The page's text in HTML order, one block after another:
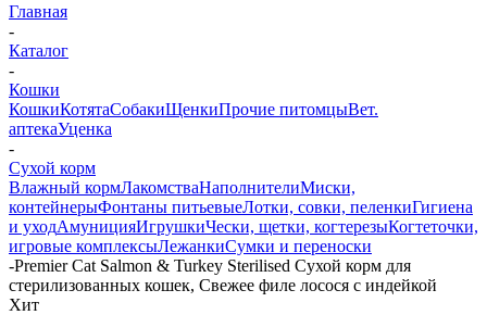
Главная
-
Каталог
-
Кошки
КошкиКотятаСобакиЩенкиПрочие питомцыВет.
аптекаУценка
-
Сухой корм
Влажный кормЛакомстваНаполнителиМиски,
контейнерыФонтаны питьевыеЛотки, совки, пеленкиГигиена
и уходАмуницияИгрушкиЧески, щетки, когтерезыКогтеточки,
игровые комплексыЛежанкиСумки и переноски
-Premier Cat Salmon & Turkey Sterilised Сухой корм для
стерилизованных кошек, Свежее филе лосося с индейкой
Хит